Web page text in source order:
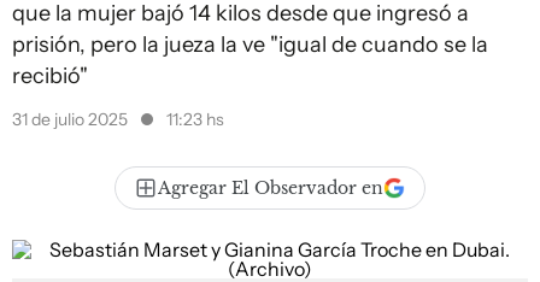
que la mujer bajó 14 kilos desde que ingresó a
prisión, pero la jueza la ve "igual de cuando se la
recibió"
31 de julio 2025 11:23 hs
Agregar El Observador en